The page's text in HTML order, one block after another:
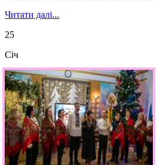
Читати далі...
25
Січ